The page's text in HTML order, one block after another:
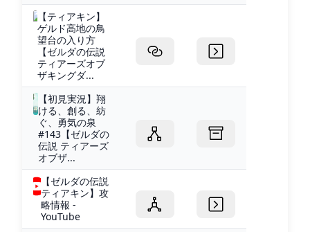
【ティアキン】
ゲルド高地の鳥
望台の入り方
【ゼルダの伝説
ティアーズオブ
ザキングダ...
【初見実況】翔
ける、創る、紡
ぐ、勇気の泉
#143【ゼルダの
伝説 ティアーズ
オブザ...
【ゼルダの伝説
ティアキン】攻
略情報 -
YouTube